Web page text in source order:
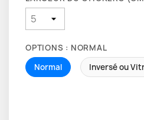
OPTIONS : NORMAL
Normal
Inversé ou